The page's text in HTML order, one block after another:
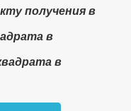
получения в
в
в